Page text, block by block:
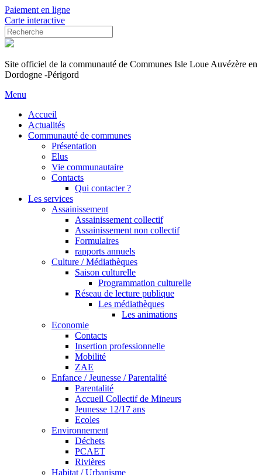
Paiement en ligne
Carte interactive
Site officiel de la communauté de Communes Isle Loue Auvézère en
Dordogne -Périgord
Menu
Accueil
Actualités
Communauté de communes
Présentation
Elus
Vie communautaire
Contacts
Qui contacter ?
Les services
Assainissement
Assainissement collectif
Assainissement non collectif
Formulaires
rapports annuels
Culture / Médiathèques
Saison culturelle
Programmation culturelle
Réseau de lecture publique
Les médiathèques
Les animations
Economie
Contacts
Insertion professionnelle
Mobilité
ZAE
Enfance / Jeunesse / Parentalité
Parentalité
Accueil Collectif de Mineurs
Jeunesse 12/17 ans
Ecoles
Environnement
Déchets
PCAET
Rivières
Habitat / Urbanisme